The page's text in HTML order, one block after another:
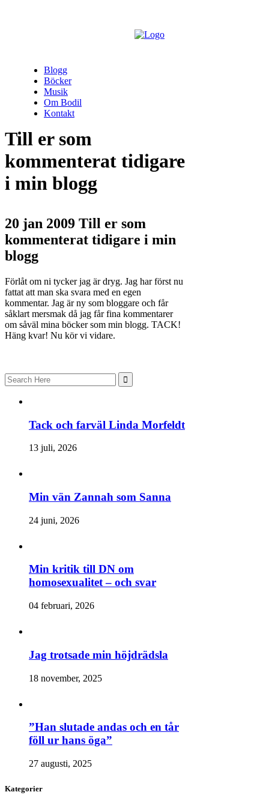
Blogg
Böcker
Musik
Om Bodil
Kontakt
Till er som
kommenterat tidigare
i min blogg
20 jan 2009 Till er som
kommenterat tidigare i min
blogg
Förlåt om ni tycker jag är dryg. Jag har först nu
fattat att man ska svara med en egen
kommentar. Jag är ny som bloggare och får
såklart mersmak då jag får fina kommentarer
om såväl mina böcker som min blogg. TACK!
Häng kvar! Nu kör vi vidare.
Search
for:
Tack och farväl Linda Morfeldt
13 juli, 2026
Min vän Zannah som Sanna
24 juni, 2026
Min kritik till DN om
homosexualitet – och svar
04 februari, 2026
Jag trotsade min höjdrädsla
18 november, 2025
”Han slutade andas och en tår
föll ur hans öga”
27 augusti, 2025
Kategorier